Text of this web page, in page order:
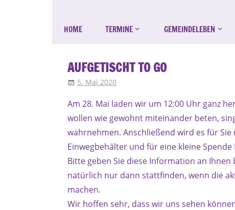
springenLuth.
Kirchengemeinde
St.
Peter
und
Paul
Erlangen-
Bruck
Bruck
HOME TERMINE GEMEINDELEBEN
AUFGETISCHT TO GO
5. Mai 2020
Am 28. Mai laden wir um 12:00 Uhr ganz
wollen wie gewohnt miteinander beten,
wahrnehmen. Anschließend wird es für
Einwegbehälter und für eine kleine
Bitte geben Sie diese Information an
natürlich nur dann stattfinden, wenn die
machen.
Wir hoffen sehr, dass wir uns sehen